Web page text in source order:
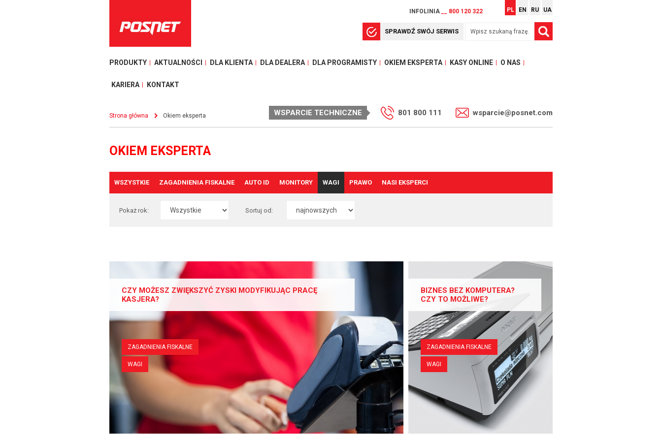
INFOLINIA __ 800 120 322 PL EN RU UA
SPRAWDŹ SWÓJ SERWIS
PRODUKTY AKTUALNOŚCI DLA KLIENTA DLA DEALERA DLA PROGRAMISTY OKIEM EKSPERTA KASY ONLINE O NAS
KARIERA KONTAKT
Strona główna Okiem eksperta WSPARCIE TECHNICZNE 801 800 111 wsparcie@posnet.com
OKIEM EKSPERTA
WSZYSTKIE ZAGADNIENIA FISKALNE AUTO ID MONITORY WAGI PRAWO NASI EKSPERCI
Pokaż rok: Sortuj od:
CZY MOŻESZ ZWIĘKSZYĆ ZYSKI MODYFIKUJĄC PRACĘ
KASJERA?
ZAGADNIENIA FISKALNE
WAGI
BIZNES BEZ KOMPUTERA?
CZY TO MOŻLIWE?
ZAGADNIENIA FISKALNE
WAGI